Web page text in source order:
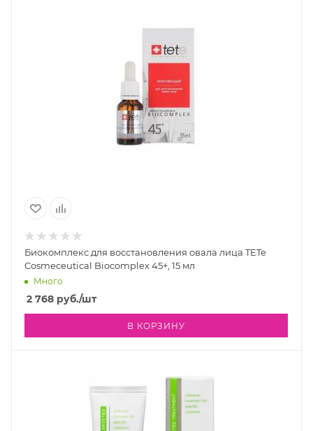
Биокомплекс для восстановления овала лица TETe
Cosmeceutical Biocomplex 45+, 15 мл
Много
2 768 руб./шт
В КОРЗИНУ